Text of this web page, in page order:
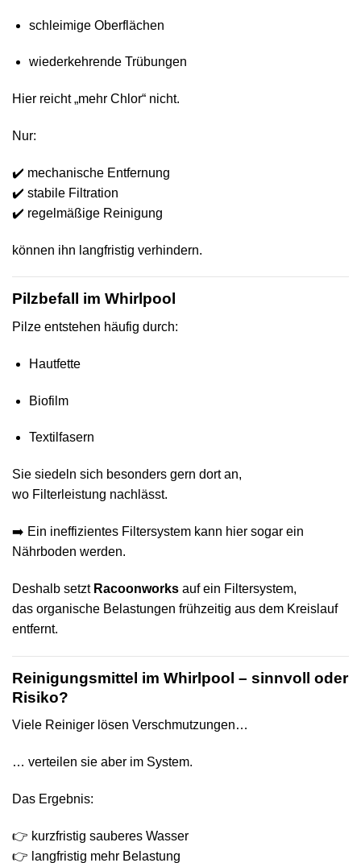
schleimige Oberflächen
wiederkehrende Trübungen
Hier reicht „mehr Chlor“ nicht.
Nur:
✔️ mechanische Entfernung
✔️ stabile Filtration
✔️ regelmäßige Reinigung
können ihn langfristig verhindern.
Pilzbefall im Whirlpool
Pilze entstehen häufig durch:
Hautfette
Biofilm
Textilfasern
Sie siedeln sich besonders gern dort an,
wo Filterleistung nachlässt.
➡️ Ein ineffizientes Filtersystem kann hier sogar ein
Nährboden werden.
Deshalb setzt Racoonworks auf ein Filtersystem,
das organische Belastungen frühzeitig aus dem Kreislauf
entfernt.
Reinigungsmittel im Whirlpool – sinnvoll oder
Risiko?
Viele Reiniger lösen Verschmutzungen…
… verteilen sie aber im System.
Das Ergebnis:
👉 kurzfristig sauberes Wasser
👉 langfristig mehr Belastung